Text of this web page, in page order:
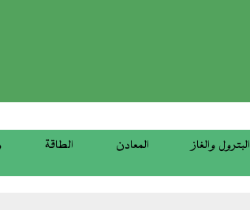
البترول والغاز المعادن الطاقة